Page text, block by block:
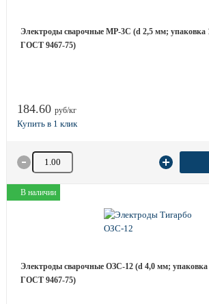
Электроды сварочные МР-3С (d 2,5 мм;
ГОСТ 9467-75)
184.60 руб/кг
Количество товара
В наличии
Электроды сварочные ОЗС-12 (d 4,0 мм;
ГОСТ 9467-75)